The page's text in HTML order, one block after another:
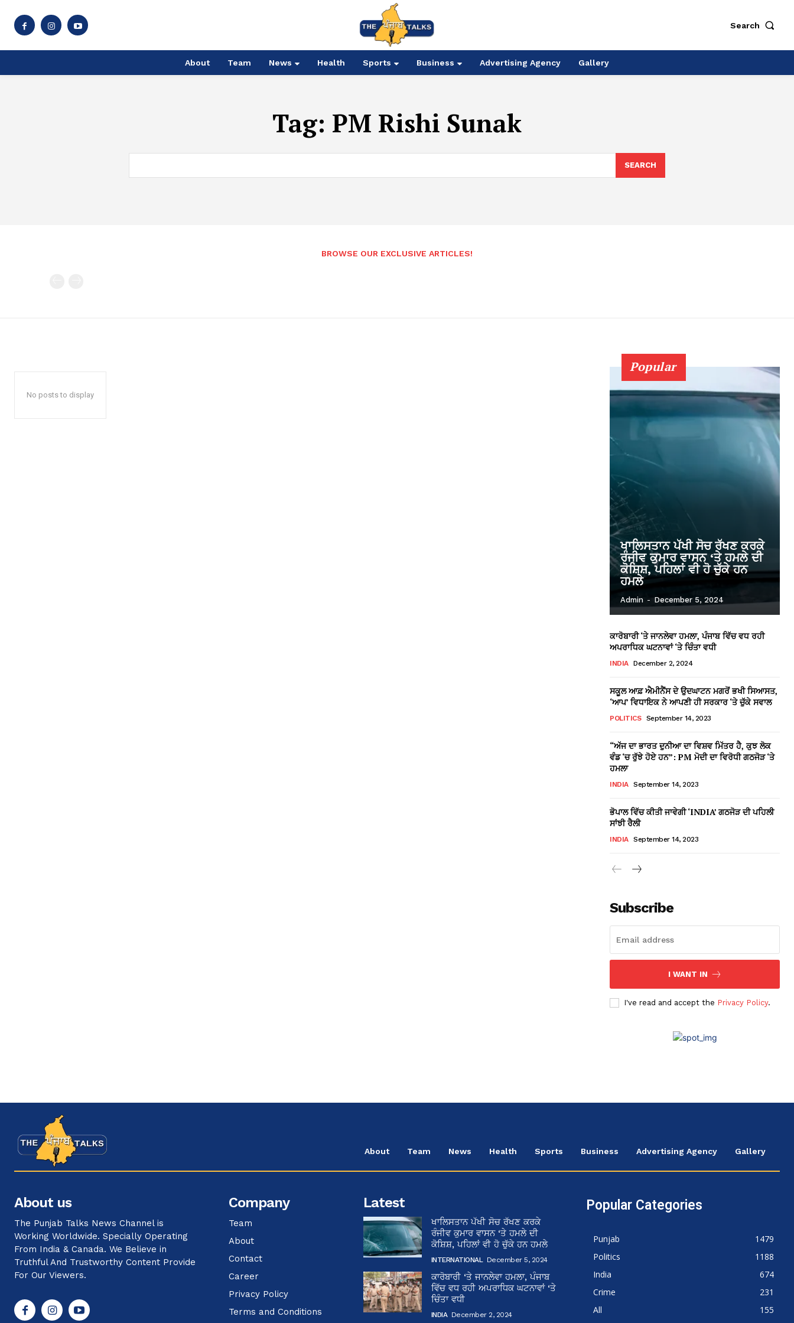
Search
About Team News Health Sports Business Advertising Agency Gallery
Tag: PM Rishi Sunak
SEARCH
BROWSE OUR EXCLUSIVE ARTICLES!
No posts to display
Popular
ਖਾਲਿਸਤਾਨ ਪੱਖੀ ਸੋਚ ਰੱਖਣ ਕਰਕੇ
ਰੰਜੀਵ ਕੁਮਾਰ ਵਾਸਨ ‘ਤੇ ਹਮਲੇ ਦੀ
ਕੋਸ਼ਿਸ਼, ਪਹਿਲਾਂ ਵੀ ਹੋ ਚੁੱਕੇ ਹਨ
ਹਮਲੇ
Admin - December 5, 2024
ਕਾਰੋਬਾਰੀ ‘ਤੇ ਜਾਨਲੇਵਾ ਹਮਲਾ, ਪੰਜਾਬ ਵਿੱਚ ਵਧ ਰਹੀ
ਅਪਰਾਧਿਕ ਘਟਨਾਵਾਂ ‘ਤੇ ਚਿੰਤਾ ਵਧੀ
INDIA December 2, 2024
ਸਕੂਲ ਆਫ਼ ਐਮੀਨੈਂਸ ਦੇ ਉਦਘਾਟਨ ਮਗਰੋਂ ਭਖੀ ਸਿਆਸਤ,
‘ਆਪ’ ਵਿਧਾਇਕ ਨੇ ਆਪਣੀ ਹੀ ਸਰਕਾਰ ‘ਤੇ ਚੁੱਕੇ ਸਵਾਲ
POLITICS September 14, 2023
“ਅੱਜ ਦਾ ਭਾਰਤ ਦੁਨੀਆ ਦਾ ਵਿਸ਼ਵ ਮਿੱਤਰ ਹੈ, ਕੁਝ ਲੋਕ
ਵੰਡ ‘ਚ ਰੁੱਝੇ ਹੋਏ ਹਨ”: PM ਮੋਦੀ ਦਾ ਵਿਰੋਧੀ ਗਠਜੋੜ ‘ਤੇ
ਹਮਲਾ
INDIA September 14, 2023
ਭੋਪਾਲ ਵਿੱਚ ਕੀਤੀ ਜਾਵੇਗੀ ‘INDIA’ ਗਠਜੋੜ ਦੀ ਪਹਿਲੀ
ਸਾਂਝੀ ਰੈਲੀ
INDIA September 14, 2023
Subscribe
I WANT IN
I've read and accept the Privacy Policy.
About Team News Health Sports Business Advertising Agency Gallery
About us
The Punjab Talks News Channel is
Working Worldwide. Specially Operating
From India & Canada. We Believe in
Truthful And Trustworthy Content Provide
For Our Viewers.
Company
Team
About
Contact
Career
Privacy Policy
Terms and Conditions
Latest
ਖਾਲਿਸਤਾਨ ਪੱਖੀ ਸੋਚ ਰੱਖਣ ਕਰਕੇ
ਰੰਜੀਵ ਕੁਮਾਰ ਵਾਸਨ ‘ਤੇ ਹਮਲੇ ਦੀ
ਕੋਸ਼ਿਸ਼, ਪਹਿਲਾਂ ਵੀ ਹੋ ਚੁੱਕੇ ਹਨ ਹਮਲੇ
INTERNATIONAL December 5, 2024
ਕਾਰੋਬਾਰੀ ‘ਤੇ ਜਾਨਲੇਵਾ ਹਮਲਾ, ਪੰਜਾਬ
ਵਿੱਚ ਵਧ ਰਹੀ ਅਪਰਾਧਿਕ ਘਟਨਾਵਾਂ ‘ਤੇ
ਚਿੰਤਾ ਵਧੀ
INDIA December 2, 2024
Popular Categories
Punjab
1479
Politics
1188
India
674
Crime
231
All
155